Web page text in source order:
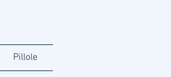
Pillole